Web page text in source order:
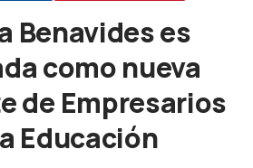
Benavides es
como nueva
de Empresarios
Educación